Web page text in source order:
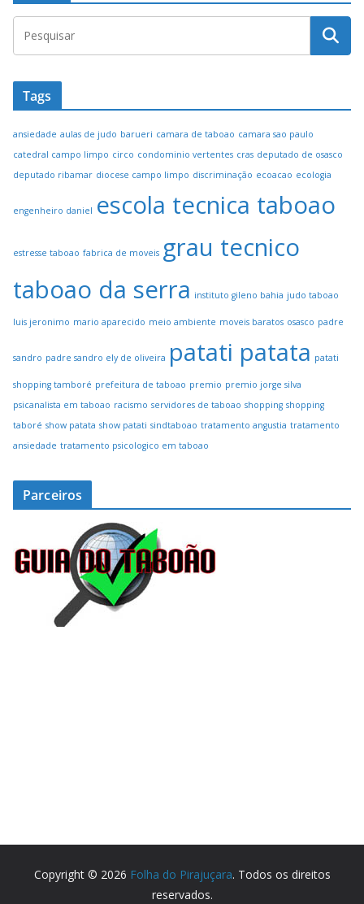
Tags
ansiedade aulas de judo barueri camara de taboao camara sao paulo
catedral campo limpo circo condominio vertentes cras deputado de osasco
deputado ribamar diocese campo limpo discriminação ecoacao ecologia
engenheiro daniel escola tecnica taboao
estresse taboao fabrica de moveis grau tecnico
taboao da serra instituto gileno bahia judo taboao
luis jeronimo mario aparecido meio ambiente moveis baratos osasco padre
sandro padre sandro ely de oliveira patati patata patati
shopping tamboré prefeitura de taboao premio premio jorge silva
psicanalista em taboao racismo servidores de taboao shopping shopping
taboré show patata show patati sindtaboao tratamento angustia tratamento
ansiedade tratamento psicologico em taboao
Parceiros
Copyright © 2026 Folha do Pirajuçara. Todos os direitos
reservados.